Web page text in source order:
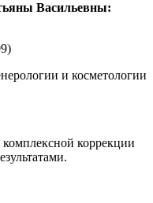
Васильевны:
и косметологии
коррекции